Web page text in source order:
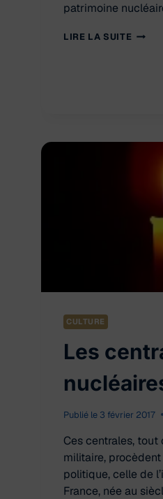
patrimoine
LIRE LA SUITE
CULTURE
Les
Publié le 3 février 2017
Ces centrales,
militaire,
politique, celle de
France, née au